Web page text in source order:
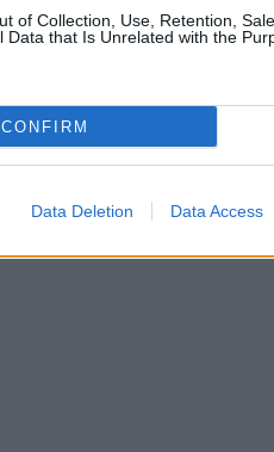
of Collection, Use, Retention,
Data that Is Unrelated with the
CONFIRM
Data Deletion Data Access